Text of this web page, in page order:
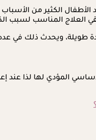
الأطفال الكثير من
العلاج المناسب لسبب
ويحدث ذلك في عدد
المؤدي لها لذا